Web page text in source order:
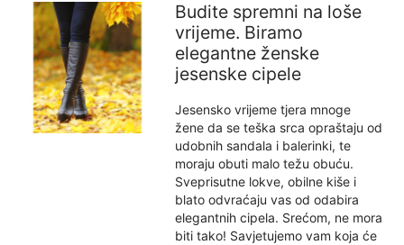
Budite spremni na loše
vrijeme. Biramo
elegantne ženske
jesenske cipele
Jesensko vrijeme tjera mnoge
žene da se teška srca opraštaju od
udobnih sandala i balerinki, te
moraju obuti malo težu obuću.
Sveprisutne lokve, obilne kiše i
blato odvraćaju vas od odabira
elegantnih cipela. Srećom, ne mora
biti tako! Savjetujemo vam koja će